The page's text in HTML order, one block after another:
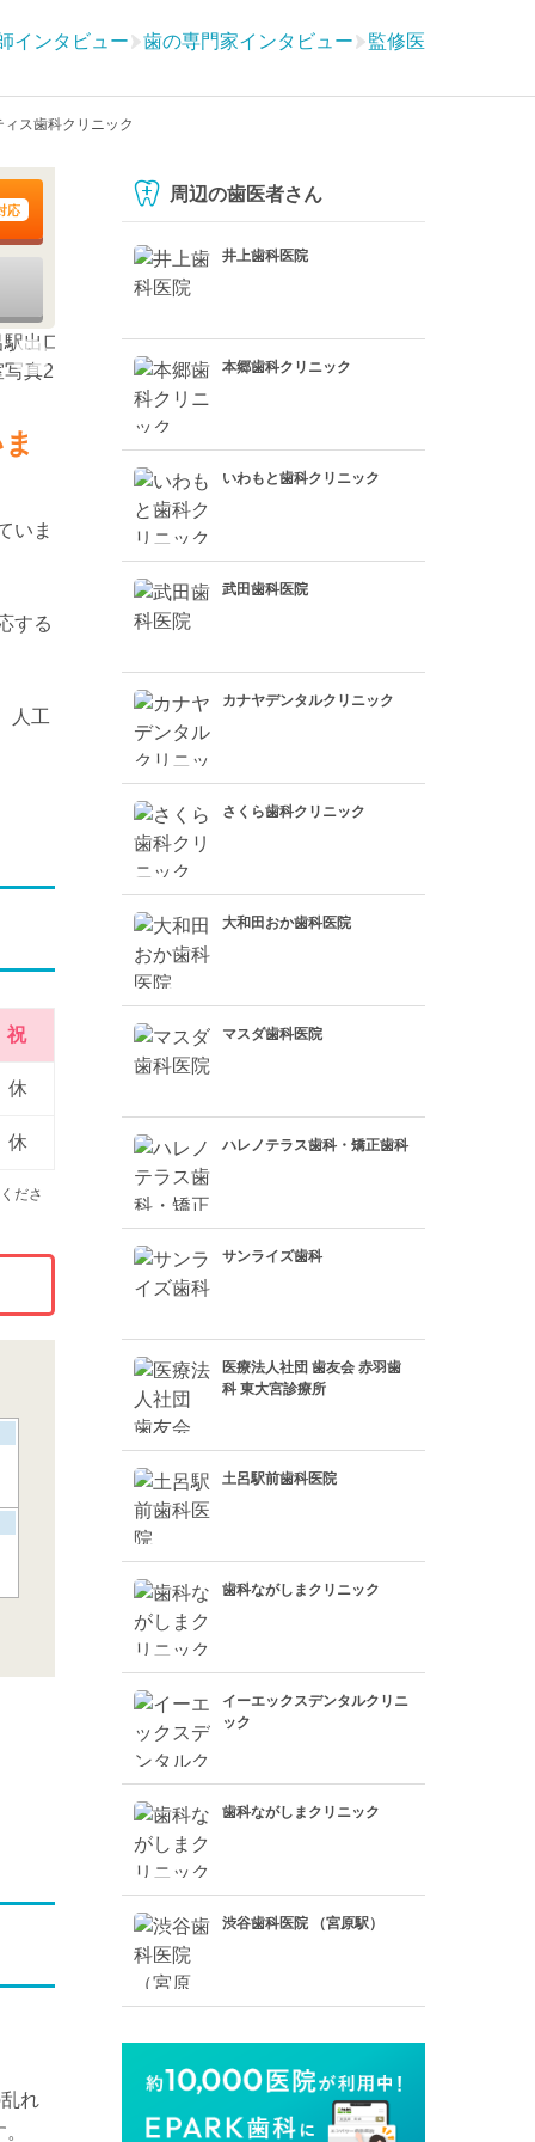
インタビュー 歯の専門家インタビュー 監修医
ィス歯科クリニック
応
いま
する
人工
祝
休
休
ださ
れ
周辺の歯医者さん
井上歯科医院
本郷歯科クリニック
いわもと歯科クリニック
武田歯科医院
カナヤデンタルクリニック
さくら歯科クリニック
大和田おか歯科医院
マスダ歯科医院
ハレノテラス歯科・矯正歯科
サンライズ歯科
医療法人社団 歯友会 赤羽歯
科 東大宮診療所
土呂駅前歯科医院
歯科ながしまクリニック
イーエックスデンタルクリニ
ック
歯科ながしまクリニック
渋谷歯科医院 （宮原駅）